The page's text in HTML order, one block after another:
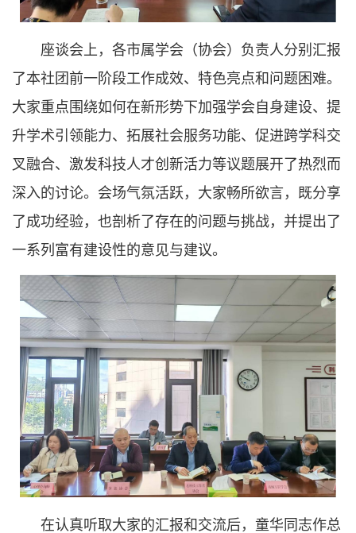
座谈会上，各市属学会（协会）负责人分别汇报
了本社团前一阶段工作成效、特色亮点和问题困难。
大家重点围绕如何在新形势下加强学会自身建设、提
升学术引领能力、拓展社会服务功能、促进跨学科交
叉融合、激发科技人才创新活力等议题展开了热烈而
深入的讨论。会场气氛活跃，大家畅所欲言，既分享
了成功经验，也剖析了存在的问题与挑战，并提出了
一系列富有建设性的意见与建议。
在认真听取大家的汇报和交流后，童华同志作总